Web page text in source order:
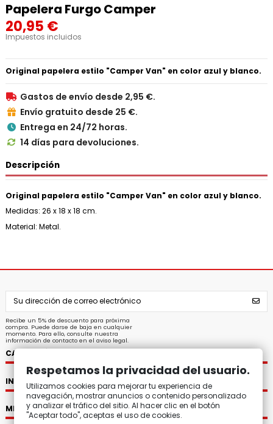
Papelera Furgo Camper
20,95 €
Impuestos incluidos
Original papelera estilo "Camper Van" en color azul y blanco.
 Gastos de envío desde 2,95 €.
 Envío gratuito desde 25 €.
 Entrega en 24/72 horas.
 14 días para devoluciones.
Descripción
Original papelera estilo "Camper Van" en color azul y blanco.
Medidas: 26 x 18 x 18 cm.
Material: Metal.
Recibe un 5% de descuento para próxima
compra. Puede darse de baja en cualquier
momento. Para ello, consulte nuestra
información de contacto en el aviso legal.
CATEGORÍAS
INFORMACIÓN
MI CUENTA
Respetamos la privacidad del usuario.
Utilizamos cookies para mejorar tu experiencia de
navegación, mostrar anuncios o contenido personalizado
y analizar el tráfico del sitio. Al hacer clic en el botón
"Aceptar todo", aceptas el uso de cookies.